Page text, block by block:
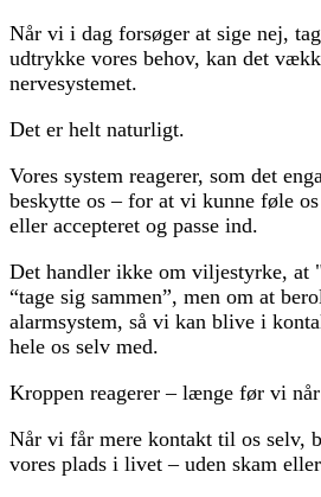
Når vi i dag forsøger at sige nej,
udtrykke vores behov, kan det
nervesystemet.
Det er helt naturligt.
Vores system reagerer, som det
beskytte os – for at vi kunne føle
eller accepteret og passe ind.
Det handler ikke om viljestyrke, at
“tage sig sammen”, men om at
alarmsystem, så vi kan blive i
hele os selv med.
Kroppen reagerer – længe før vi
Når vi får mere kontakt til os selv,
vores plads i livet – uden skam